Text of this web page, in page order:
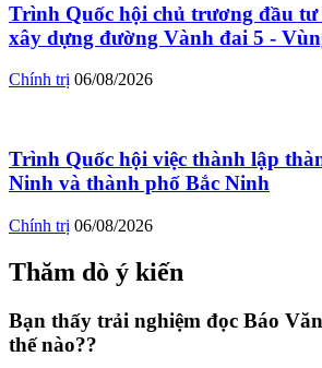
Trình Quốc hội chủ trương đầu
xây dựng đường Vành đai 5 -
Chính trị 06/08/2026
Trình Quốc hội việc thành lập
Ninh và thành phố Bắc Ninh
Chính trị 06/08/2026
Thăm dò ý kiến
Bạn thấy trải nghiệm đọc Báo
thế nào??